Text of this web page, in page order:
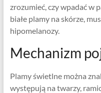
zrozumieć, czy wpadać w
białe plamy na skórze,
hipomelanozy.
Mechanizm
Plamy świetlne można
występują na twarzy,